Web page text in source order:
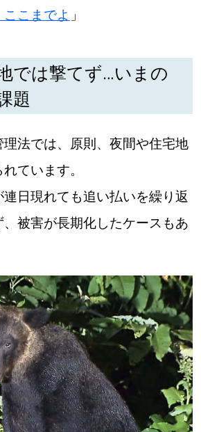
こまでよ 」
では撃てず…いまの
題
法では、原則、夜間や住宅地
ています。
日現れても追い払いを繰り返
被害が長期化したケースもあ